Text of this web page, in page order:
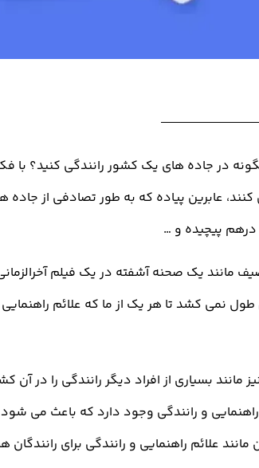
در جاده های یک کشور رانندگی کنید؟ با
عابرین پیاده که به طور تصادفی از
پیچیده و …
مانند یک صحنه آشفته در یک فیلم
نمی کشد تا هر یک از ما که علائم راهنمایی
مانند بسیاری از افراد دیگر رانندگی را
و رانندگی وجود دارد که باعث می